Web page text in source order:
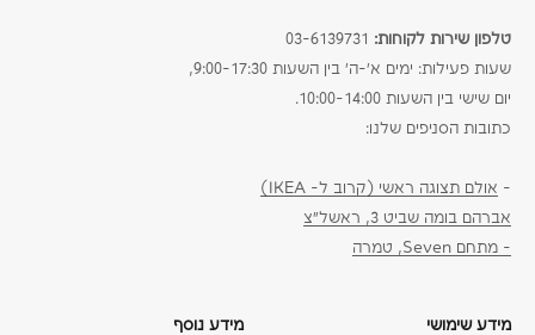
טלפון שירות לקוחות:
שעות פעילות: ימים א׳-ה׳ בין השעות 9:00-17:30,
יום שישי בין השעות 10:00-14:00.
כתובות הסניפים שלנו:
- אולם תצוגה ראשי (קרוב ל- IKEA)
אברהם בומה שביט 3, ראשל״צ
- מתחם Seven, טמרה
מידע שימושי מידע נוסף